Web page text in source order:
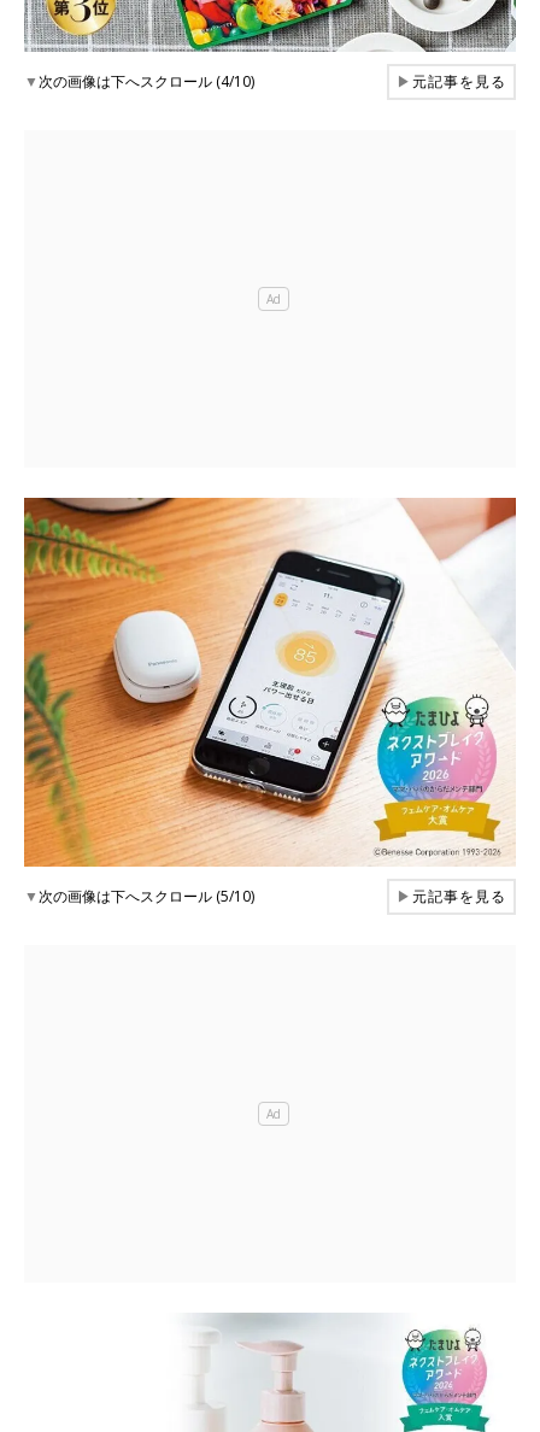
▼次の画像は下へスクロール (4/10) ▶元記事を見る
▼次の画像は下へスクロール (5/10) ▶元記事を見る